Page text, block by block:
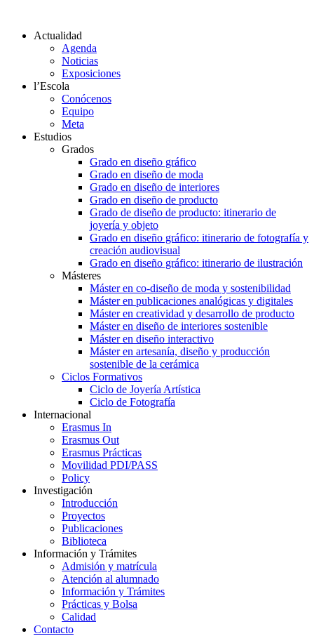
Actualidad
Agenda
Noticias
Exposiciones
l’Escola
Conócenos
Equipo
Meta
Estudios
Grados
Grado en diseño gráfico
Grado en diseño de moda
Grado en diseño de interiores
Grado en diseño de producto
Grado de diseño de producto: itinerario de
joyería y objeto
Grado en diseño gráfico: itinerario de fotografía y
creación audiovisual
Grado en diseño gráfico: itinerario de ilustración
Másteres
Máster en co-diseño de moda y sostenibilidad
Máster en publicaciones analógicas y digitales
Máster en creatividad y desarrollo de producto
Máster en diseño de interiores sostenible
Máster en diseño interactivo
Máster en artesanía, diseño y producción
sostenible de la cerámica
Ciclos Formativos
Ciclo de Joyería Artística
Ciclo de Fotografía
Internacional
Erasmus In
Erasmus Out
Erasmus Prácticas
Movilidad PDI/PASS
Policy
Investigación
Introducción
Proyectos
Publicaciones
Biblioteca
Información y Trámites
Admisión y matrícula
Atención al alumnado
Información y Trámites
Prácticas y Bolsa
Calidad
Contacto